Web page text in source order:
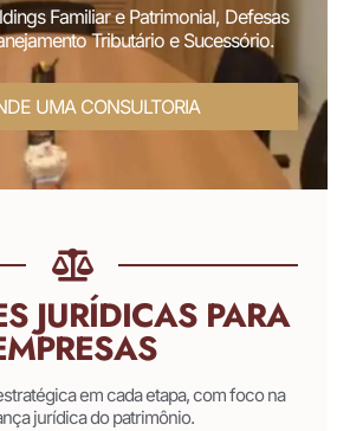
Familiar e Patrimonial, Defesas
Tributário e Sucessório.
UMA CONSULTORIA
JURÍDICAS PARA
em cada etapa, com foco na
jurídica do patrimônio.